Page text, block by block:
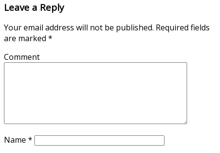
Leave a Reply
Your email address will not be published. Required fields
are marked *
Comment
Name *